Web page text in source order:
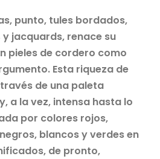
punto, tules bordados,
y jacquards, renace su
pieles de cordero como
Esta riqueza de
de una paleta
a la vez, intensa hasta lo
por colores rojos,
blancos y verdes en
de pronto,